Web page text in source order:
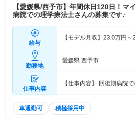
【愛媛県/西予市】年間休日120日！マ
病院での理学療法士さんの募集です♪
給与
【モデル月収】 23.0万円～
勤務地
愛媛県 西予市
仕事内容
【仕事内容】 回復期病院
車通勤可 積極採用中